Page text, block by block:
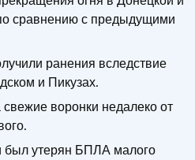
сравнению с предыдущими
ранения вследствие
и Пикузах.
воронки недалеко от
был утерян БПЛА малого